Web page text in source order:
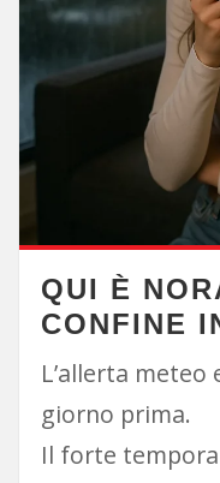
QUI È
CONFINE
L’allerta
giorno prima.
Il forte